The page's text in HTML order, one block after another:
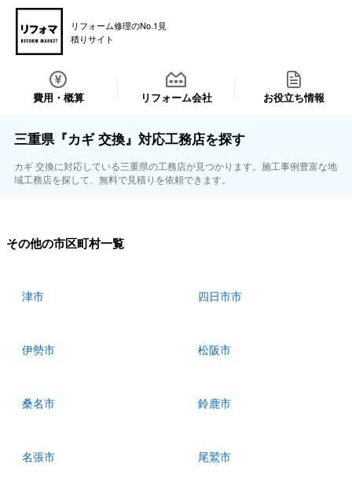
リフォーム修理のNo.1見
積りサイト
費用・概算 リフォーム会社 お役立ち情報
三重県『カギ 交換』対応工務店を探す
カギ 交換に対応している三重県の工務店が見つかります。施工事例豊富な地
域工務店を探して、無料で見積りを依頼できます。
その他の市区町村一覧
津市 四日市市
伊勢市 松阪市
桑名市 鈴鹿市
名張市 尾鷲市